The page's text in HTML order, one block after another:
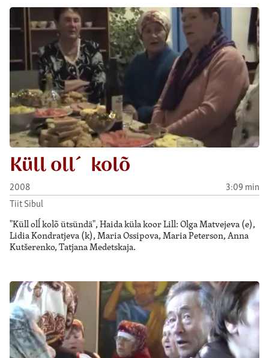
Küll oll´ kolõ
2008
3:09 min
Tiit Sibul
"Küll olĺ kolõ ütsündä", Haida küla koor Lill: Olga Matvejeva (e),
Lidia Kondratjeva (k), Maria Ossipova, Maria Peterson, Anna
Kutšerenko, Tatjana Medetskaja.